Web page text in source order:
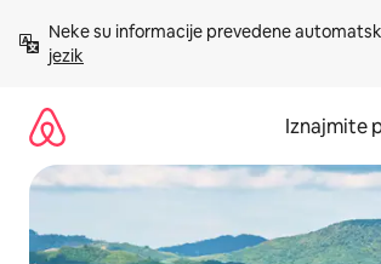
sadržaj
Neke su informacije prevedene
jezik
Iznajmite